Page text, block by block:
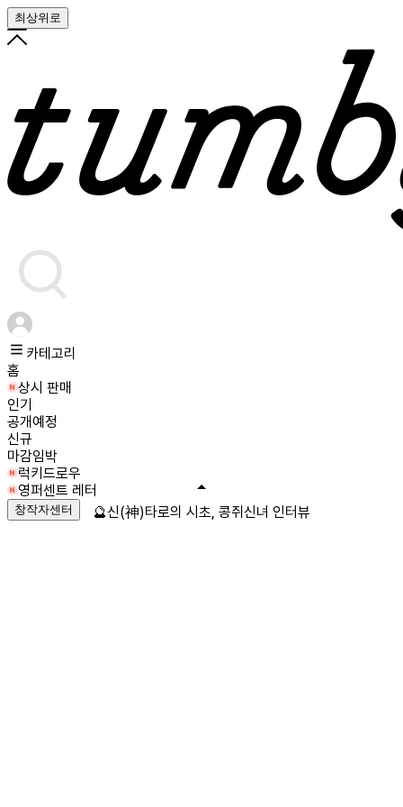
최상위로
카테고리
홈
상시 판매
인기
공개예정
신규
마감임박
럭키드로우
영퍼센트 레터
창작자센터 🔮신(神)타로의 시초, 콩쥐신녀 인터뷰